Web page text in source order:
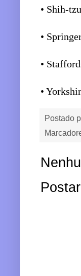
• Shih-
•
•
•
Postado